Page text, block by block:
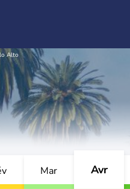
Alto
Mar Avr